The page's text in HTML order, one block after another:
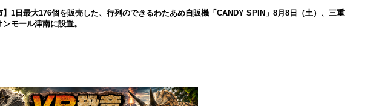
】1日最大176個を販売した、行列のできるわたあめ自販機「CANDY SPIN」8月8日（土）、三重
モール津南に設置。